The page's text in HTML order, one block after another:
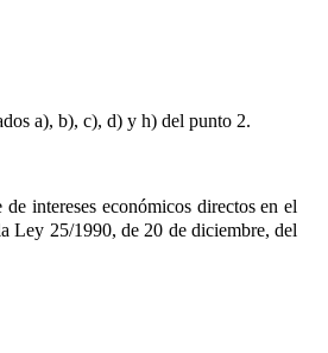
a), b), c), d) y h) del punto 2.
intereses económicos directos en el
Ley 25/1990, de 20 de diciembre, del